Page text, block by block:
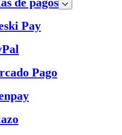
de pagos
Pay
Pago